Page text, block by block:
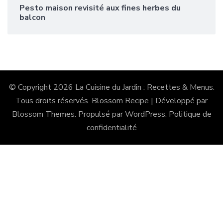
Pesto maison revisité aux fines herbes du
balcon
© Copyright 2026 La Cuisine du Jardin : Recettes & Menus.
Tous droits réservés. Blossom Recipe | Développé par
Blossom Themes. Propulsé parWordPress. Politique de
confidentialité